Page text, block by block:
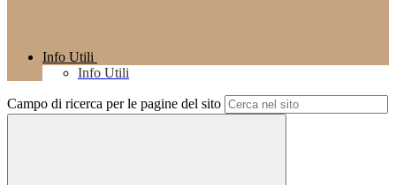
Info Utili
Info Utili
Campo di ricerca per le pagine del sito